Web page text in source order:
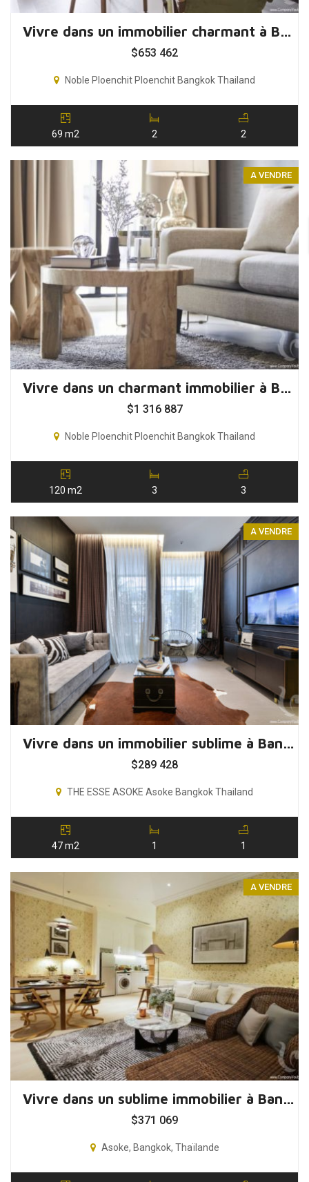
Vivre dans un immobilier charmant à Bangkok, Thaïlande
$653 462
Noble Ploenchit Ploenchit Bangkok Thailand
69 m2 2 2
A VENDRE
Vivre dans un charmant immobilier à Bangkok, Thaïlande
$1 316 887
Noble Ploenchit Ploenchit Bangkok Thailand
120 m2 3 3
A VENDRE
Vivre dans un immobilier sublime à Bangkok, Thaïlande
$289 428
THE ESSE ASOKE Asoke Bangkok Thailand
47 m2 1 1
A VENDRE
Vivre dans un sublime immobilier à Bangkok, Thaïlande
$371 069
Asoke, Bangkok, Thaïlande